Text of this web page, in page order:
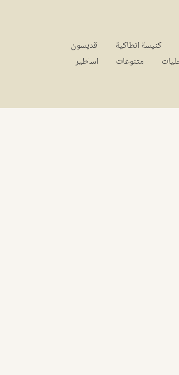
كنيسة انطاكية
قديسون
متنوعات اساطير